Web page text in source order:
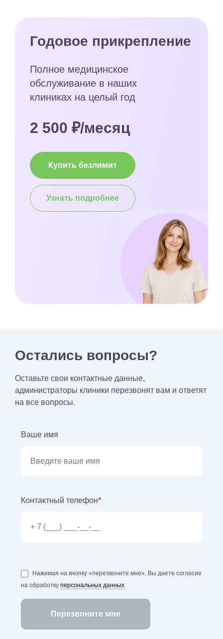
Годовое прикрепление
Полное медицинское
обслуживание в наших
клиниках на целый год
2 500 ₽/месяц
Купить безлимит
Узнать подробнее
Остались вопросы?
Оставьте свои контактные данные,
администраторы клиники перезвонят вам и ответят
на все вопросы.
Ваше имя
Контактный телефон*
Нажимая на кнопку «перезвоните мне», Вы даете согласие
на обработку персональных данных